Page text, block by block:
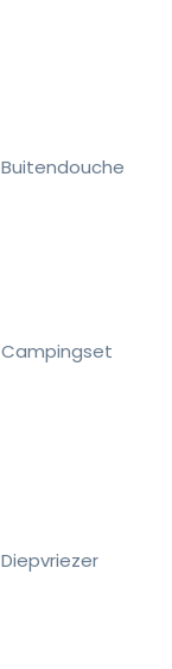
Buitendouche
Campingset
Diepvriezer